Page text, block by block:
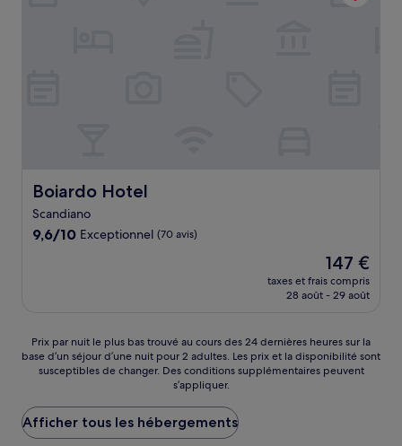
Boiardo Hotel
Boiardo Hotel
Scandiano
9.6
9,6/10 Exceptionnel (70 avis)
Le
nouveau
prix
147 €
147 €
taxes et frais compris
28 août - 29 août
Prix
par
nuit
plus
bas
trouvé
Prix par nuit le plus bas trouvé au cours des 24 dernières heures sur la
base d’un séjour d’une nuit pour 2 adultes. Les prix et la disponibilité sont
susceptibles de changer. Des conditions supplémentaires peuvent
s’appliquer.
Afficher tous les hébergements